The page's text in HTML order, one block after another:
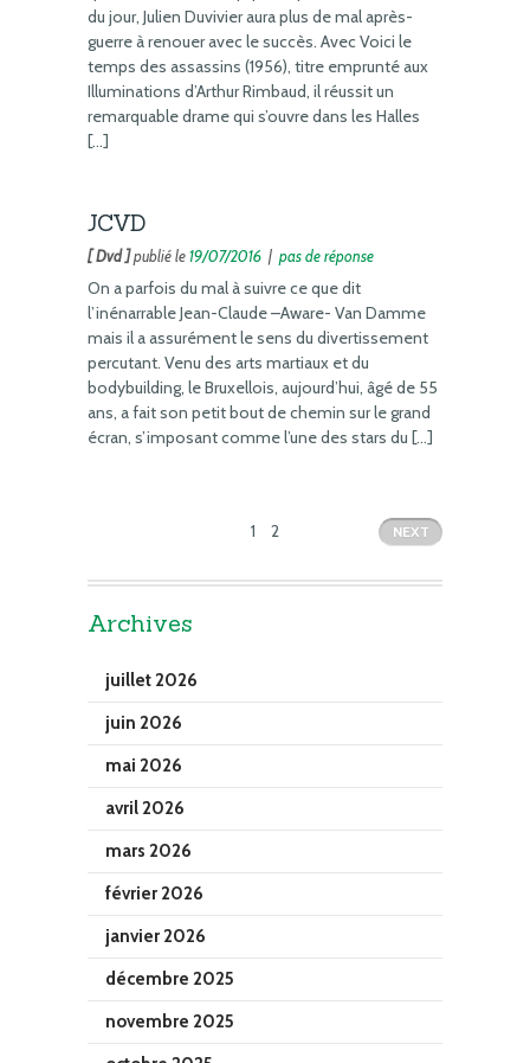
du jour, Julien Duvivier aura plus de mal après-
guerre à renouer avec le succès. Avec Voici le
temps des assassins (1956), titre emprunté aux
Illuminations d’Arthur Rimbaud, il réussit un
remarquable drame qui s’ouvre dans les Halles
[…]
JCVD
[ Dvd ]publié le19/07/2016 | pas de réponse
On a parfois du mal à suivre ce que dit
l’inénarrable Jean-Claude –Aware- Van Damme
mais il a assurément le sens du divertissement
percutant. Venu des arts martiaux et du
bodybuilding, le Bruxellois, aujourd’hui, âgé de 55
ans, a fait son petit bout de chemin sur le grand
écran, s’imposant comme l’une des stars du […]
NEXT
1 2
Archives
juillet 2026
juin 2026
mai 2026
avril 2026
mars 2026
février 2026
janvier 2026
décembre 2025
novembre 2025